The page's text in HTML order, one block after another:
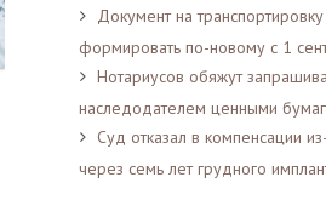
Документ на
формировать по-новому с 1
Нотариусов обяжут
наследодателем ценными
Суд отказал в компенсации
через семь лет грудного